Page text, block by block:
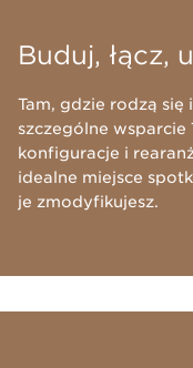
Buduj, łącz,
​Tam, gdzie rodzą
szczególne wsparcie
konfiguracje i
idealne miejsce
je zmodyfikujesz.